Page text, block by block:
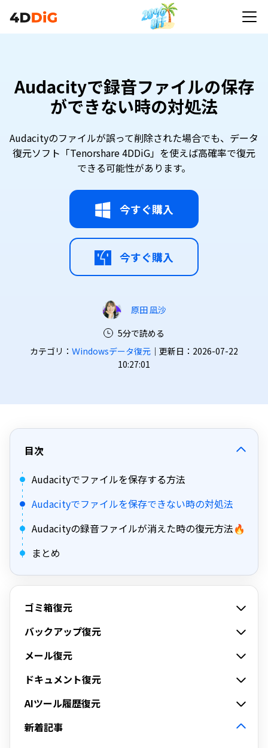
Audacityで録音ファイルの保存
ができない時の対処法
Audacityのファイルが誤って削除された場合でも、データ
復元ソフト「Tenorshare 4DDiG」を使えば高確率で復元
できる可能性があります。
今すぐ購入
今すぐ購入
原田 凪沙
5分で読める
カテゴリ： Ｗindowsデータ復元 ｜更新日：2026-07-22
10:27:01
目次
Audacityでファイルを保存する方法
Audacityでファイルを保存できない時の対処法
Audacityの録音ファイルが消えた時の復元方法🔥
まとめ
ゴミ箱復元
バックアップ復元
メール復元
ドキュメント復元
AIツール履歴復元
新着記事